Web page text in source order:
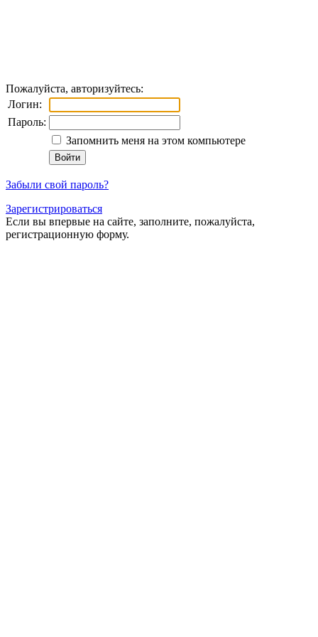
Пожалуйста, авторизуйтесь:
Логин:
Пароль:
Запомнить меня на этом компьютере
Забыли свой пароль?
Зарегистрироваться
Если вы впервые на сайте, заполните, пожалуйста,
регистрационную форму.